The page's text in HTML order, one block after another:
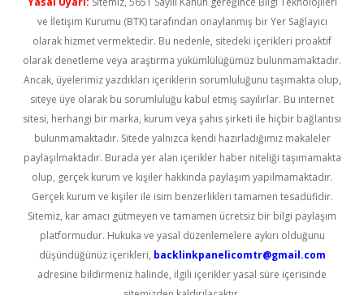
ve İletişim Kurumu (BTK) tarafından onaylanmış bir Yer Sağlayıcı
olarak hizmet vermektedir. Bu nedenle, sitedeki içerikleri proaktif
olarak denetleme veya araştırma yükümlülüğümüz bulunmamaktadır.
Ancak, üyelerimiz yazdıkları içeriklerin sorumluluğunu taşımakta olup,
siteye üye olarak bu sorumluluğu kabul etmiş sayılırlar. Bu internet
sitesi, herhangi bir marka, kurum veya şahıs şirketi ile hiçbir bağlantısı
bulunmamaktadır. Sitede yalnızca kendi hazırladığımız makaleler
paylaşılmaktadır. Burada yer alan içerikler haber niteliği taşımamakta
olup, gerçek kurum ve kişiler hakkında paylaşım yapılmamaktadır.
Gerçek kurum ve kişiler ile isim benzerlikleri tamamen tesadüfidir.
Sitemiz, kar amacı gütmeyen ve tamamen ücretsiz bir bilgi paylaşım
platformudur. Hukuka ve yasal düzenlemelere aykırı olduğunu
düşündüğünüz içerikleri, backlinkpanelicomtr@gmail.com
adresine bildirmeniz halinde, ilgili içerikler yasal süre içerisinde